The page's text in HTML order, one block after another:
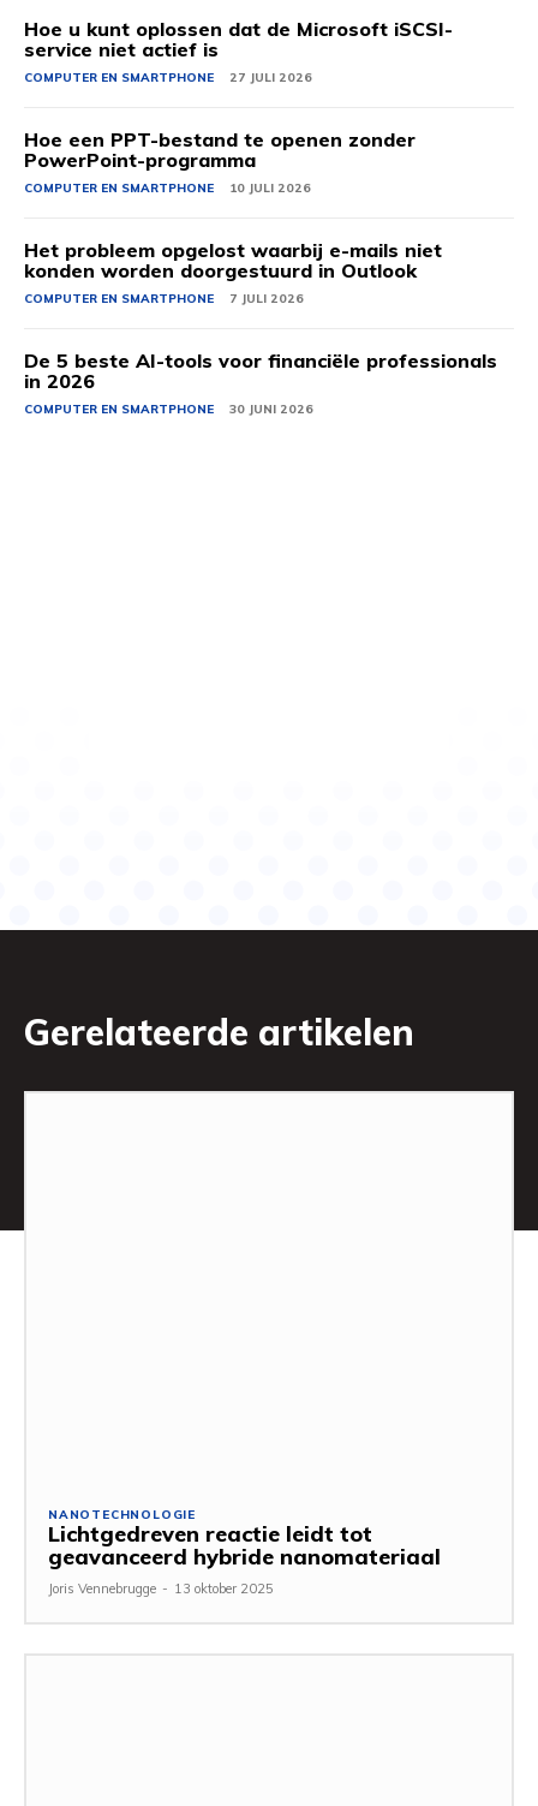
Hoe u kunt oplossen dat de Microsoft iSCSI-
service niet actief is
COMPUTER EN SMARTPHONE 27 JULI 2026
Hoe een PPT-bestand te openen zonder
PowerPoint-programma
COMPUTER EN SMARTPHONE 10 JULI 2026
Het probleem opgelost waarbij e-mails niet
konden worden doorgestuurd in Outlook
COMPUTER EN SMARTPHONE 7 JULI 2026
De 5 beste AI-tools voor financiële professionals
in 2026
COMPUTER EN SMARTPHONE 30 JUNI 2026
Gerelateerde artikelen
NANOTECHNOLOGIE
Lichtgedreven reactie leidt tot
geavanceerd hybride nanomateriaal
Joris Vennebrugge - 13 oktober 2025